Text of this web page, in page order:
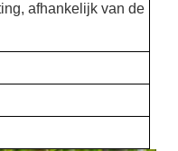
afhankelijk van de